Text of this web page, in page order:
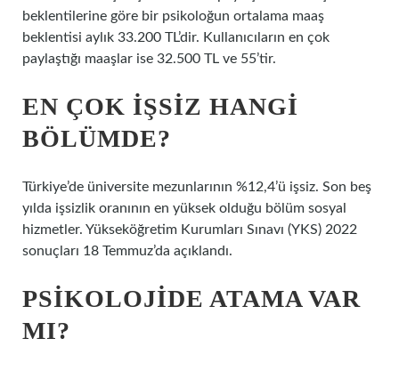
beklentilerine göre bir psikoloğun ortalama maaş
beklentisi aylık 33.200 TL’dir. Kullanıcıların en çok
paylaştığı maaşlar ise 32.500 TL ve 55’tir.
EN ÇOK IŞSIZ HANGI
BÖLÜMDE?
Türkiye’de üniversite mezunlarının %12,4’ü işsiz. Son beş
yılda işsizlik oranının en yüksek olduğu bölüm sosyal
hizmetler. Yükseköğretim Kurumları Sınavı (YKS) 2022
sonuçları 18 Temmuz’da açıklandı.
PSIKOLOJIDE ATAMA VAR
MI?